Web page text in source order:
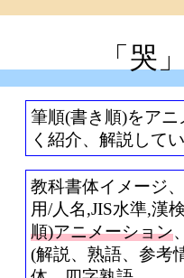
「哭
筆順(書き順)をア
く紹介、解説してい
教科書体イメージ
用/人名,JIS水準,漢
順)アニメーション、
(解説、熟語、参考